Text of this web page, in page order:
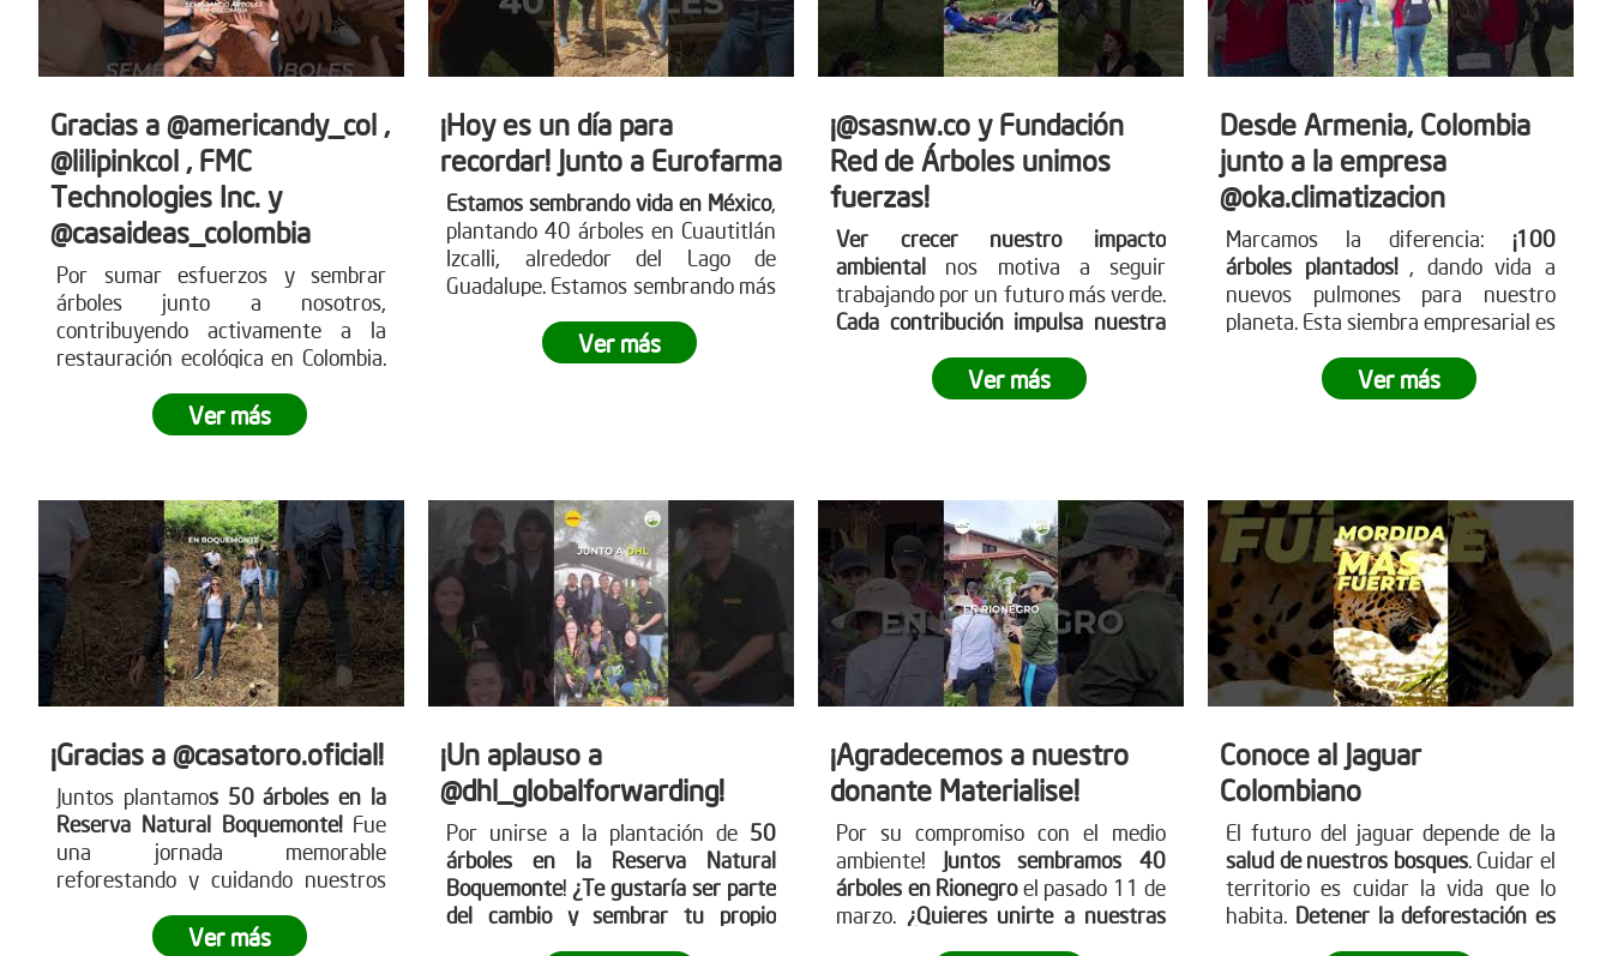
Gracias a @americandy_col ,
@lilipinkcol , FMC
Technologies Inc. y
@casaideas_colombia
Por sumar esfuerzos y sembrar
árboles junto a nosotros,
contribuyendo activamente a la
restauración ecológica en Colombia.
ambiental real, fortalecen los
ecosistemas y demuestran cómo el
transformar el territorio.¿Tu
empresa también quiere ser parte
del cambio?Conoce más en
www.reddearboles.org
Ver más
¡Hoy es un día para
recordar! Junto a Eurofarma
Estamos sembrando vida en México,
plantando 40 árboles en Cuautitlán
Izcalli, alrededor del Lago de
Guadalupe. Estamos sembrando más
comunidad y esperanza para
nuestro planeta.¿Te gustaría ser
Ver más
¡@sasnw.co y Fundación
Red de Árboles unimos
fuerzas!
Ver crecer nuestro impacto
ambiental nos motiva a seguir
trabajando por un futuro más verde.
Cada contribución impulsa nuestra
jornadas de reforestación y deja tu
huella. Aprende sobre cómo puedes
Ver más
Desde Armenia, Colombia
junto a la empresa
@oka.climatizacion
Marcamos la diferencia: ¡100
árboles plantados! , dando vida a
nuevos pulmones para nuestro
planeta. Esta siembra empresarial es
y sostenible.
¿Tu empresa está lista
para ser parte del cambio?
Ver más
¡Gracias a @casatoro.oficial!
Juntos plantamos 50 árboles en la
Reserva Natural Boquemonte!Fue
una jornada memorable
reforestando y cuidando nuestros
en nuestras siembras
Ver más
¡Un aplauso a
@dhl_globalforwarding!
Por unirse a la plantación de 50
árboles en la Reserva Natural
Boquemonte! ¿Te gustaría ser parte
del cambio y sembrar tu propio
¡Agradecemos a nuestro
donante Materialise!
Por su compromiso con el medio
ambiente! Juntos sembramos 40
árboles en Rionegroel pasado 11 de
marzo. ¿Quieres unirte a nuestras
Conoce al Jaguar
Colombiano
El futuro del jaguar depende de la
salud de nuestros bosques. Cuidar el
territorio es cuidar la vida que lo
habita. Detener la deforestación es